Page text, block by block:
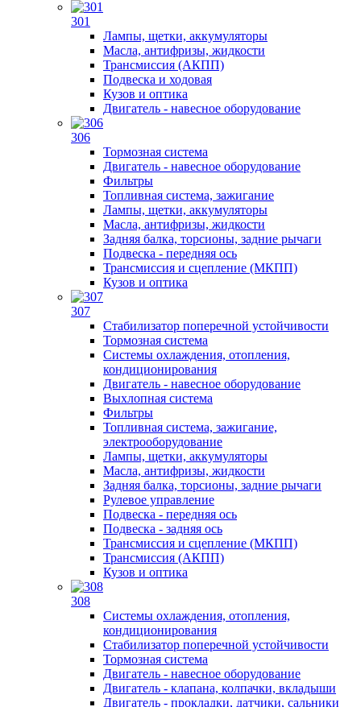
301
Лампы, щетки, аккумуляторы
Масла, антифризы, жидкости
Трансмиссия (АКПП)
Подвеска и ходовая
Кузов и оптика
Двигатель - навесное оборудование
306
Тормозная система
Двигатель - навесное оборудование
Фильтры
Топливная система, зажигание
Лампы, щетки, аккумуляторы
Масла, антифризы, жидкости
Задняя балка, торсионы, задние рычаги
Подвеска - передняя ось
Трансмиссия и сцепление (МКПП)
Кузов и оптика
307
Стабилизатор поперечной устойчивости
Тормозная система
Системы охлаждения, отопления,
кондиционирования
Двигатель - навесное оборудование
Выхлопная система
Фильтры
Топливная система, зажигание,
электрооборудование
Лампы, щетки, аккумуляторы
Масла, антифризы, жидкости
Задняя балка, торсионы, задние рычаги
Рулевое управление
Подвеска - передняя ось
Подвеска - задняя ось
Трансмиссия и сцепление (МКПП)
Трансмиссия (АКПП)
Кузов и оптика
308
Системы охлаждения, отопления,
кондиционирования
Стабилизатор поперечной устойчивости
Тормозная система
Двигатель - навесное оборудование
Двигатель - клапана, колпачки, вкладыши
Двигатель - прокладки, датчики, сальники